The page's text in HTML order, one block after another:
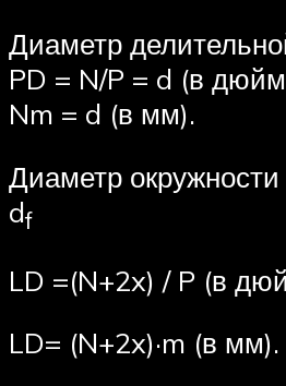
Диаметр
PD = N/P = d (в
Nm = d (в мм).
Диаметр
df
LD =(N+2x) / P (в
LD= (N+2x)·m (в мм).